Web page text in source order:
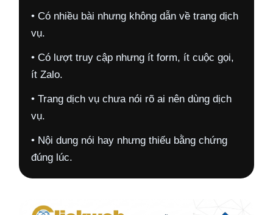
• Có nhiều bài nhưng không dẫn về trang dịch
vụ.
• Có lượt truy cập nhưng ít form, ít cuộc gọi,
ít Zalo.
• Trang dịch vụ chưa nói rõ ai nên dùng dịch
vụ.
• Nội dung nói hay nhưng thiếu bằng chứng
đúng lúc.